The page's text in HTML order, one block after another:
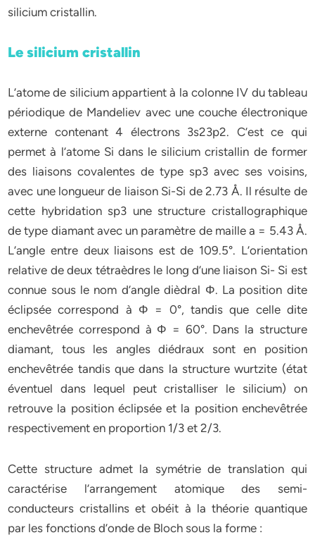
silicium cristallin.
Le silicium cristallin
L’atome de silicium appartient à la colonne IV du tableau
périodique de Mandeliev avec une couche électronique
externe contenant 4 électrons 3s23p2. C’est ce qui
permet à l’atome Si dans le silicium cristallin de former
des liaisons covalentes de type sp3 avec ses voisins,
avec une longueur de liaison Si-Si de 2.73 Å. Il résulte de
cette hybridation sp3 une structure cristallographique
de type diamant avec un paramètre de maille a = 5.43 Å.
L’angle entre deux liaisons est de 109.5°. L’orientation
relative de deux tétraèdres le long d’une liaison Si- Si est
connue sous le nom d’angle dièdral Φ. La position dite
éclipsée correspond à Φ = 0°, tandis que celle dite
enchevêtrée correspond à Φ = 60°. Dans la structure
diamant, tous les angles diédraux sont en position
enchevêtrée tandis que dans la structure wurtzite (état
éventuel dans lequel peut cristalliser le silicium) on
retrouve la position éclipsée et la position enchevêtrée
respectivement en proportion 1/3 et 2/3.
Cette structure admet la symétrie de translation qui
caractérise l’arrangement atomique des semi-
conducteurs cristallins et obéit à la théorie quantique
par les fonctions d’onde de Bloch sous la forme :